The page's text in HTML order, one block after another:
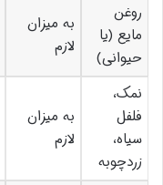
روغن
مایع (یا
حیوانی)
به میزان
لازم
نمک،
فلفل
سیاه،
زردچوبه
به میزان
لازم